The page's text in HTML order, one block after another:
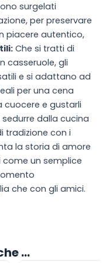
surgelati
per preservare
piacere autentico,
Che si tratti di
casseruole, gli
e si adattano ad
per una cena
cuocere e gustarli
dalla cucina
tradizione con i
la storia di amore
come un semplice
che con gli amici.
...